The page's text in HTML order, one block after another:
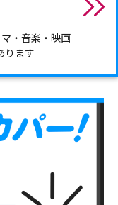
・音楽・映画
ります